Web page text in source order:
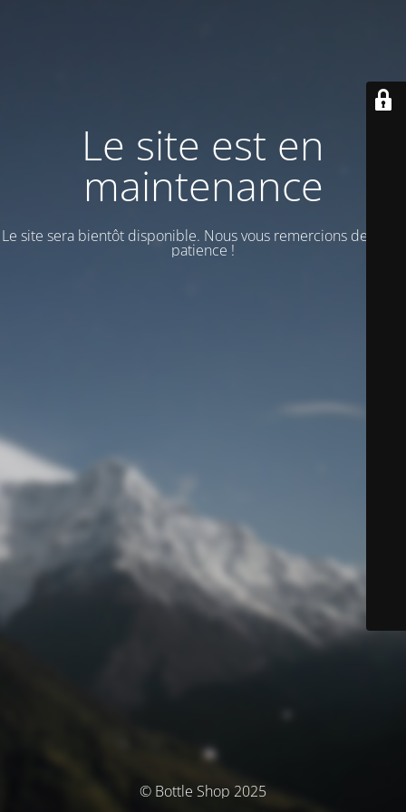
Le site est en
maintenance
Le site sera bientôt disponible. Nous vous remercions de votre
patience !
© Bottle Shop 2025